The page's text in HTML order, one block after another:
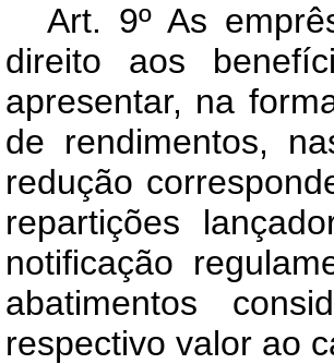
Art. 9º As
direito aos
apresentar, na
de rendimentos,
redução
repartições
notificação
abatimentos
respectivo valor ao